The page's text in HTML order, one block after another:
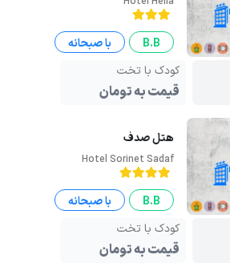
B.B
با صبحانه
کودک با تخت
قیمت به تومان
هتل صدف
Hotel Sorinet Sadaf
B.B
با صبحانه
کودک با تخت
قیمت به تومان